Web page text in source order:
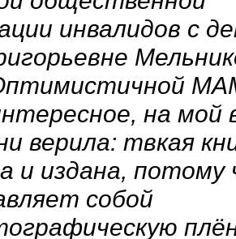
инвалидов с
на мой
верила: твкая
и издана, потому
собой